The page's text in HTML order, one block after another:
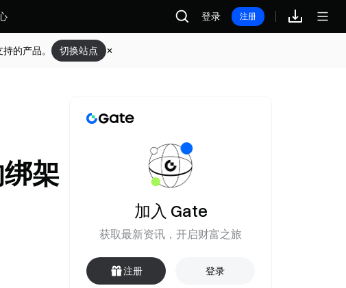
登录 注册
的产品。 切换站点
架
加入 Gate
获取最新资讯，开启财富之旅
注册 登录